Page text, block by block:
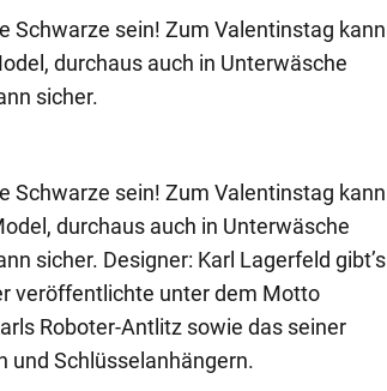
Schwarze sein! Zum Valentinstag kann
durchaus auch in Unterwäsche
sicher.
Schwarze sein! Zum Valentinstag kann
durchaus auch in Unterwäsche
sicher. Designer: Karl Lagerfeld gibt’s
veröffentlichte unter dem Motto
Roboter-Antlitz sowie das seiner
und Schlüsselanhängern.